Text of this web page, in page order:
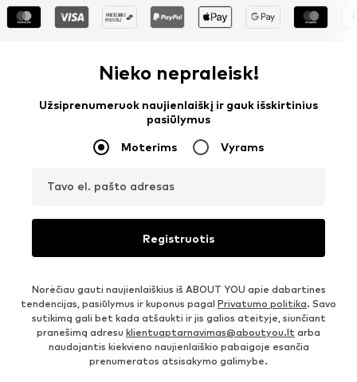
Nieko nepraleisk!
Užsiprenumeruok naujienlaiškį ir gauk išskirtinius
pasiūlymus
Moterims Vyrams
Tavo el. pašto adresas
Registruotis
Norėčiau gauti naujienlaiškius iš ABOUT YOU apie dabartines
tendencijas, pasiūlymus ir kuponus pagal Privatumo politika. Savo
sutikimą gali bet kada atšaukti ir jis galios ateityje, siunčiant
pranešimą adresu klientuaptarnavimas@aboutyou.lt arba
naudojantis kiekvieno naujienlaiškio pabaigoje esančia
prenumeratos atsisakymo galimybe.